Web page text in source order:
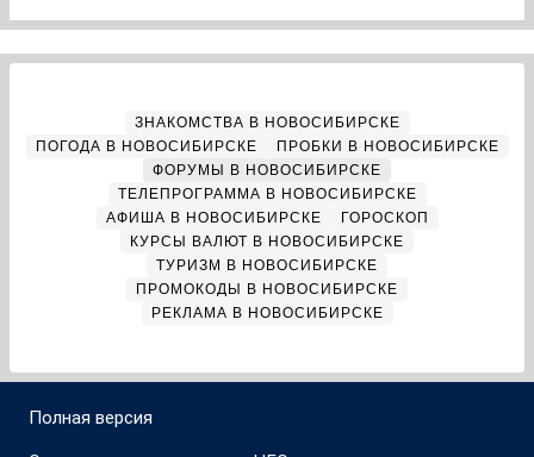
ЗНАКОМСТВА В НОВОСИБИРСКЕ
ПОГОДА В НОВОСИБИРСКЕ
ПРОБКИ В НОВОСИБИРСКЕ
ФОРУМЫ В НОВОСИБИРСКЕ
ТЕЛЕПРОГРАММА В НОВОСИБИРСКЕ
АФИША В НОВОСИБИРСКЕ
ГОРОСКОП
КУРСЫ ВАЛЮТ В НОВОСИБИРСКЕ
ТУРИЗМ В НОВОСИБИРСКЕ
ПРОМОКОДЫ В НОВОСИБИРСКЕ
РЕКЛАМА В НОВОСИБИРСКЕ
Полная версия